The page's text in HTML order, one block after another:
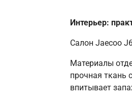
Интерьер:
Салон Jaecoo
Материалы
прочная ткань
впитывает